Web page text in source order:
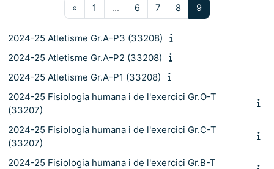
« Pàgina anterior
1 Pàgina 1
… 6Pàgina 6
7Pàgina 7
8 Pàgina 8
9Pàgina 9
2024-25 Atletisme Gr.A-P3 (33208)
2024-25 Atletisme Gr.A-P2 (33208)
2024-25 Atletisme Gr.A-P1 (33208)
2024-25 Fisiologia humana i de l'exercici Gr.O-T
(33207)
2024-25 Fisiologia humana i de l'exercici Gr.C-T
(33207)
2024-25 Fisiologia humana i de l'exercici Gr.B-T